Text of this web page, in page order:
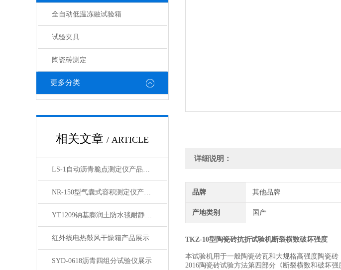
全自动低温冻融试验箱
试验夹具
陶瓷砖测定
更多分类
相关文章 / ARTICLE
LS-1自动沥青脆点测定仪产品展示
NR-150型气囊式容积测定仪产品展示
YT1209钠基膨润土防水毯耐静水压测定仪产品展示
红外线电热鼓风干燥箱产品展示
SYD-0618沥青四组分试验仪展示
详细说明：
品牌 其他品牌
产地类别 国产
TKZ-10型陶瓷砖抗折试验机断裂横数破坏强度
本试验机用于一般陶瓷砖瓦和大规格高强度陶瓷
2016陶瓷砖试验方法第四部分《断裂横数和破坏强